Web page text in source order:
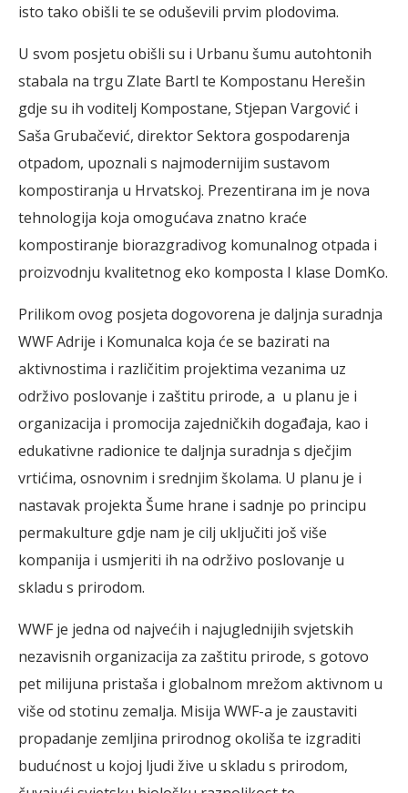
isto tako obišli te se oduševili prvim plodovima.
U svom posjetu obišli su i Urbanu šumu autohtonih
stabala na trgu Zlate Bartl te Kompostanu Herešin
gdje su ih voditelj Kompostane, Stjepan Vargović i
Saša Grubačević, direktor Sektora gospodarenja
otpadom, upoznali s najmodernijim sustavom
kompostiranja u Hrvatskoj. Prezentirana im je nova
tehnologija koja omogućava znatno kraće
kompostiranje biorazgradivog komunalnog otpada i
proizvodnju kvalitetnog eko komposta I klase DomKo.
Prilikom ovog posjeta dogovorena je daljnja suradnja
WWF Adrije i Komunalca koja će se bazirati na
aktivnostima i različitim projektima vezanima uz
održivo poslovanje i zaštitu prirode, a u planu je i
organizacija i promocija zajedničkih događaja, kao i
edukativne radionice te daljnja suradnja s dječjim
vrtićima, osnovnim i srednjim školama. U planu je i
nastavak projekta Šume hrane i sadnje po principu
permakulture gdje nam je cilj uključiti još više
kompanija i usmjeriti ih na održivo poslovanje u
skladu s prirodom.
WWF je jedna od najvećih i najuglednijih svjetskih
nezavisnih organizacija za zaštitu prirode, s gotovo
pet milijuna pristaša i globalnom mrežom aktivnom u
više od stotinu zemalja. Misija WWF-a je zaustaviti
propadanje zemljina prirodnog okoliša te izgraditi
budućnost u kojoj ljudi žive u skladu s prirodom,